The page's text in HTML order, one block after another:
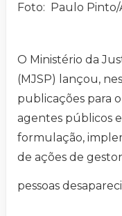
Foto: Paulo Pinto/
O Ministério da
(MJSP) lançou,
publicações para
agentes públicos
formulação,
de ações de
pessoas